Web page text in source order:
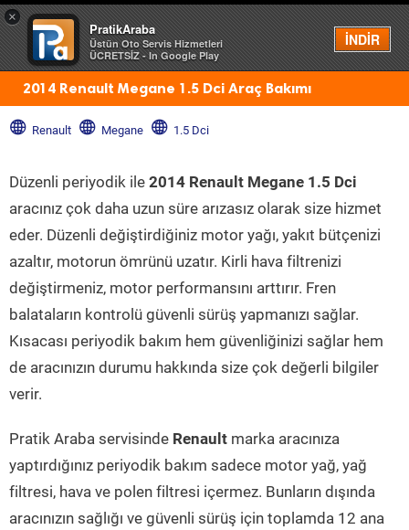
×
PratikAraba
Üstün Oto Servis Hizmetleri
ÜCRETSİZ - In Google Play
İNDİR
Menü
2014 Renault Megane 1.5 Dci Araç Bakımı
Renault Megane 1.5 Dci
Düzenli periyodik ile 2014 Renault Megane 1.5 Dci
aracınız çok daha uzun süre arızasız olarak size hizmet
eder. Düzenli değiştirdiğiniz motor yağı, yakıt bütçenizi
azaltır, motorun ömrünü uzatır. Kirli hava filtrenizi
değiştirmeniz, motor performansını arttırır. Fren
balataların kontrolü güvenli sürüş yapmanızı sağlar.
Kısacası periyodik bakım hem güvenliğinizi sağlar hem
de aracınızın durumu hakkında size çok değerli bilgiler
verir.
Pratik Araba servisinde Renault marka aracınıza
yaptırdığınız periyodik bakım sadece motor yağ, yağ
filtresi, hava ve polen filtresi içermez. Bunların dışında
aracınızın sağlığı ve güvenli sürüş için toplamda 12 ana